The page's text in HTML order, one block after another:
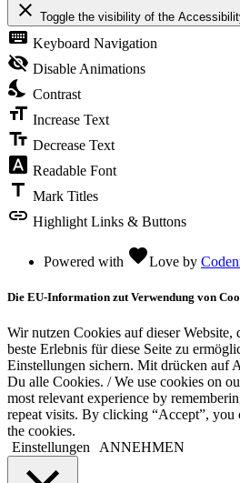
close Toggle the visibility of the
keyboard Keyboard Navigation
visibility_off Disable Animations
nights_stay Contrast
format_size Increase Text
text_fields Decrease Text
font_download Readable Font
title Mark Titles
link Highlight Links & Buttons
Powered with favoriteLove by
Die EU-Information zut Verwendung von
Wir nutzen Cookies auf dieser
beste Erlebnis für diese Seite zu
Einstellungen sichern. Mit drücken auf
Du alle Cookies. / We use cookies on
most relevant experience by
repeat visits. By clicking “Accept”, you
the cookies.
Einstellungen ANNEHMEN